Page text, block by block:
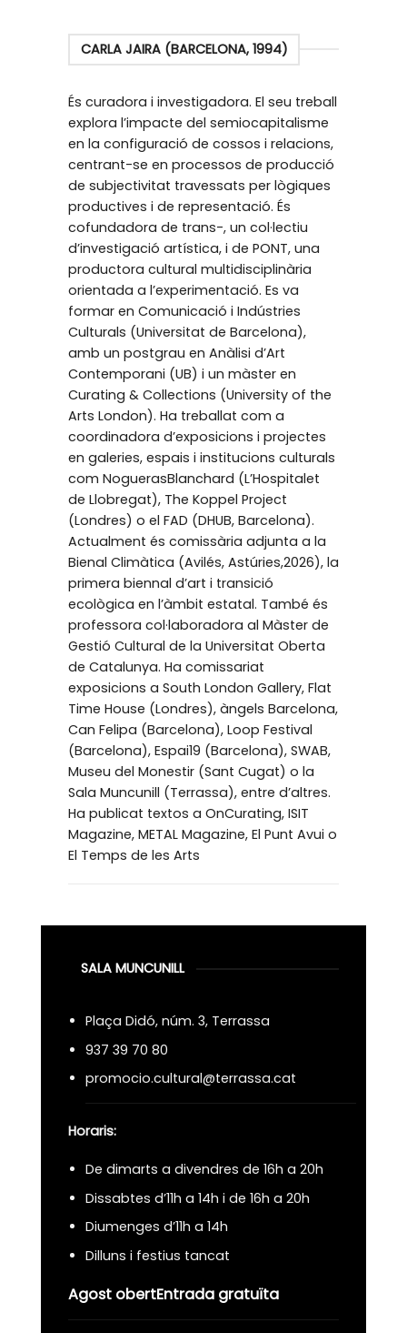
CARLA JAIRA (BARCELONA, 1994)
És curadora i investigadora. El seu treball
explora l’impacte del semiocapitalisme
en la configuració de cossos i relacions,
centrant-se en processos de producció
de subjectivitat travessats per lògiques
productives i de representació. És
cofundadora de trans-, un col·lectiu
d’investigació artística, i de PONT, una
productora cultural multidisciplinària
orientada a l’experimentació. Es va
formar en Comunicació i Indústries
Culturals (Universitat de Barcelona),
amb un postgrau en Anàlisi d’Art
Contemporani (UB) i un màster en
Curating & Collections (University of the
Arts London). Ha treballat com a
coordinadora d’exposicions i projectes
en galeries, espais i institucions culturals
com NoguerasBlanchard (L’Hospitalet
de Llobregat), The Koppel Project
(Londres) o el FAD (DHUB, Barcelona).
Actualment és comissària adjunta a la
Bienal Climàtica (Avilés, Astúries,2026), la
primera biennal d’art i transició
ecològica en l’àmbit estatal. També és
professora col·laboradora al Màster de
Gestió Cultural de la Universitat Oberta
de Catalunya. Ha comissariat
exposicions a South London Gallery, Flat
Time House (Londres), àngels Barcelona,
Can Felipa (Barcelona), Loop Festival
(Barcelona), Espai19 (Barcelona), SWAB,
Museu del Monestir (Sant Cugat) o la
Sala Muncunill (Terrassa), entre d’altres.
Ha publicat textos a OnCurating, ISIT
Magazine, METAL Magazine, El Punt Avui o
El Temps de les Arts
SALA MUNCUNILL
Plaça Didó, núm. 3, Terrassa
937 39 70 80
promocio.cultural@terrassa.cat
Horaris:
De dimarts a divendres de 16h a 20h
Dissabtes d’11h a 14h i de 16h a 20h
Diumenges d’11h a 14h
Dilluns i festius tancat
Agost obertEntrada gratuïta